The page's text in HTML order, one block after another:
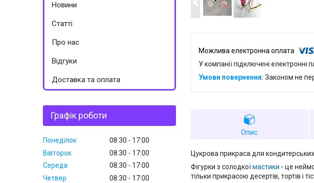
У компанії підключені
Законом не
Опис
Цукрова прикраса для
Фігурки з солодкоїмастики - це
тільки прикрасою десертів, тортів і
Новини
Статті
Про нас
Відгуки
Доставка та оплата
Графік роботи
Понеділок 08:30
17:00
Вівторок
08:30
17:00
Середа
08:30
17:00
Четвер
08:30
17:00